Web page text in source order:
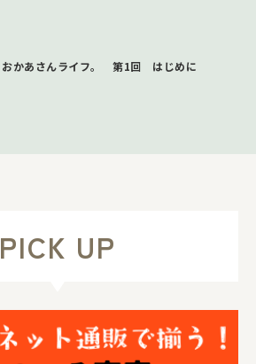
おかあさんライフ。 第1回 はじめに
PICK UP